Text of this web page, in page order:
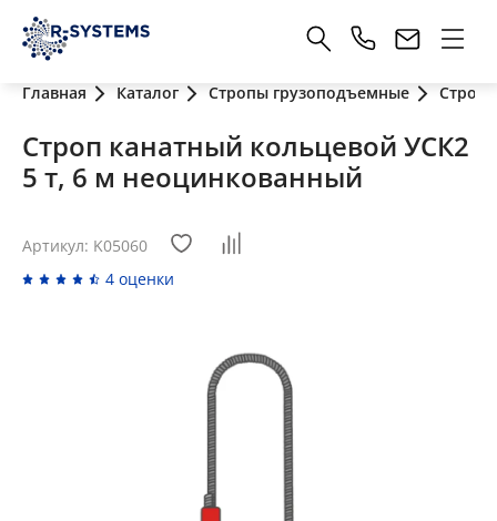
Главная Каталог Стропы грузоподъемные
Строп канатный кольцевой УСК2
5 т, 6 м неоцинкованный
Артикул: K05060
4 оценки